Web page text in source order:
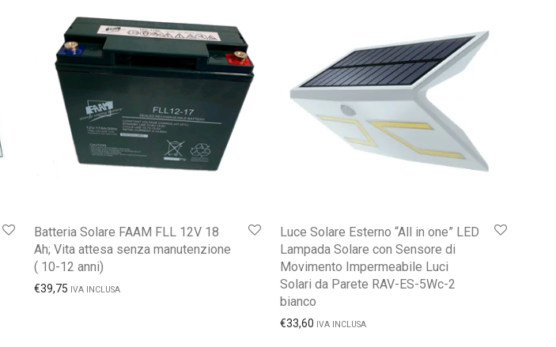
Batteria Solare FAAM FLL 12V 18
Ah; Vita attesa senza manutenzione
( 10-12 anni)
€39,75 IVA INCLUSA
Luce Solare Esterno “All in one” LED
Lampada Solare con Sensore di
Movimento Impermeabile Luci
Solari da Parete RAV-ES-5Wc-2
bianco
€33,60 IVA INCLUSA